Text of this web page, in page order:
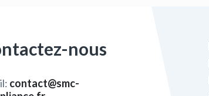
nous
contact@smc-